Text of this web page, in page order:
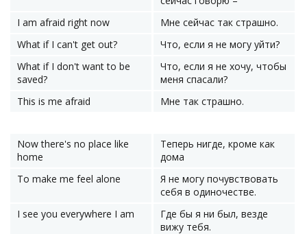
I am afraid right now
Мне сейчас так страшно.
What if I can't get out?
Что, если я не могу уйти?
What if I don't want to be
saved?
Что, если я не хочу, чтобы
меня спасали?
This is me afraid
Мне так страшно.
Now there's no place like
home
Теперь нигде, кроме как
дома
To make me feel alone
Я не могу почувствовать
себя в одиночестве.
I see you everywhere I am
Где бы я ни был, везде
вижу тебя.